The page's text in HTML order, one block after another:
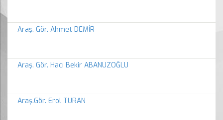
Araş. Gör. Ahmet DEMİR
Araş. Gör. Hacı Bekir ABANUZOĞLU
Araş.Gör. Erol TURAN